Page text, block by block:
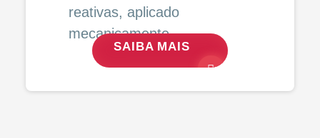
reativas, aplicado
mecanicamente.
SAIBA MAIS